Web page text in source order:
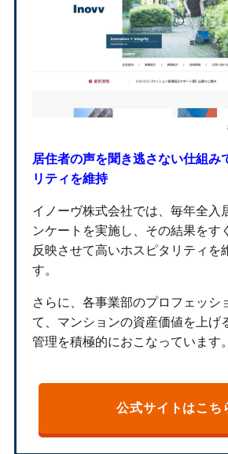
居住者の声を聞き逃さない仕組み
リティを維持
イノーヴ株式会社では、毎年全入
ンケートを実施し、その結果をす
反映させて高いホスピタリティを
す。
さらに、各事業部のプロフェッシ
て、マンションの資産価値を上げ
管理を積極的におこなっています。
公式サイトはこち